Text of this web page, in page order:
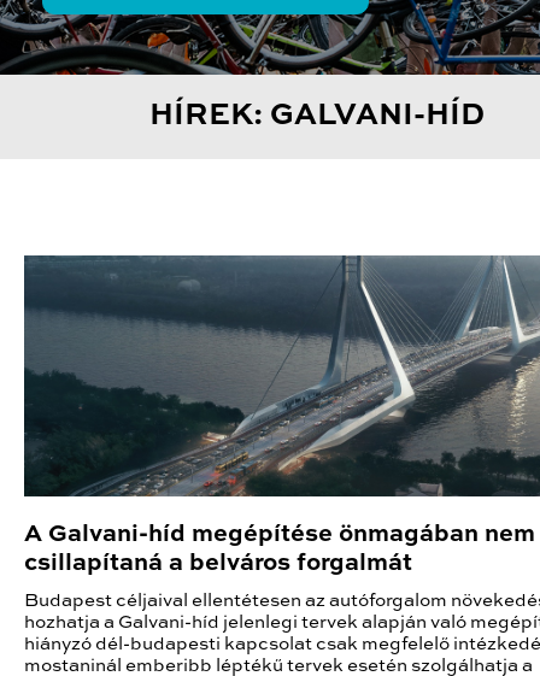
HÍREK: GALVANI-HÍD
A Galvani-híd megépítése önmagában nem
csillapítaná a belváros forgalmát
Budapest céljaival ellentétesen az autóforgalom
hozhatja a Galvani-híd jelenlegi tervek alapján való
hiányzó dél-budapesti kapcsolat csak megfelelő
mostaninál emberibb léptékű tervek esetén szolgálhatja a